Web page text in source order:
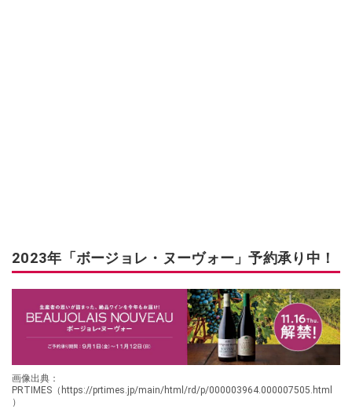
2023年「ボージョレ・ヌーヴォー」予約承り中！
画像出典：
PRTIMES（https://prtimes.jp/main/html/rd/p/000003964.000007505.html
）